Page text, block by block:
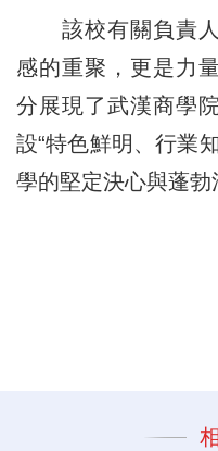
該校有關負責人
感的重聚，更是力
分展現了武漢商學
設“特色鮮明、行業
學的堅定決心與蓬勃